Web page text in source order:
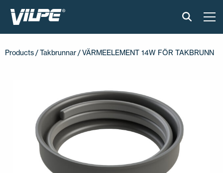
INSTALLATION & MATERIAL
ONLINEVERKTYG
Products /Takbrunnar / VÄRMEELEMENT 14W FÖR TAKBRUNN